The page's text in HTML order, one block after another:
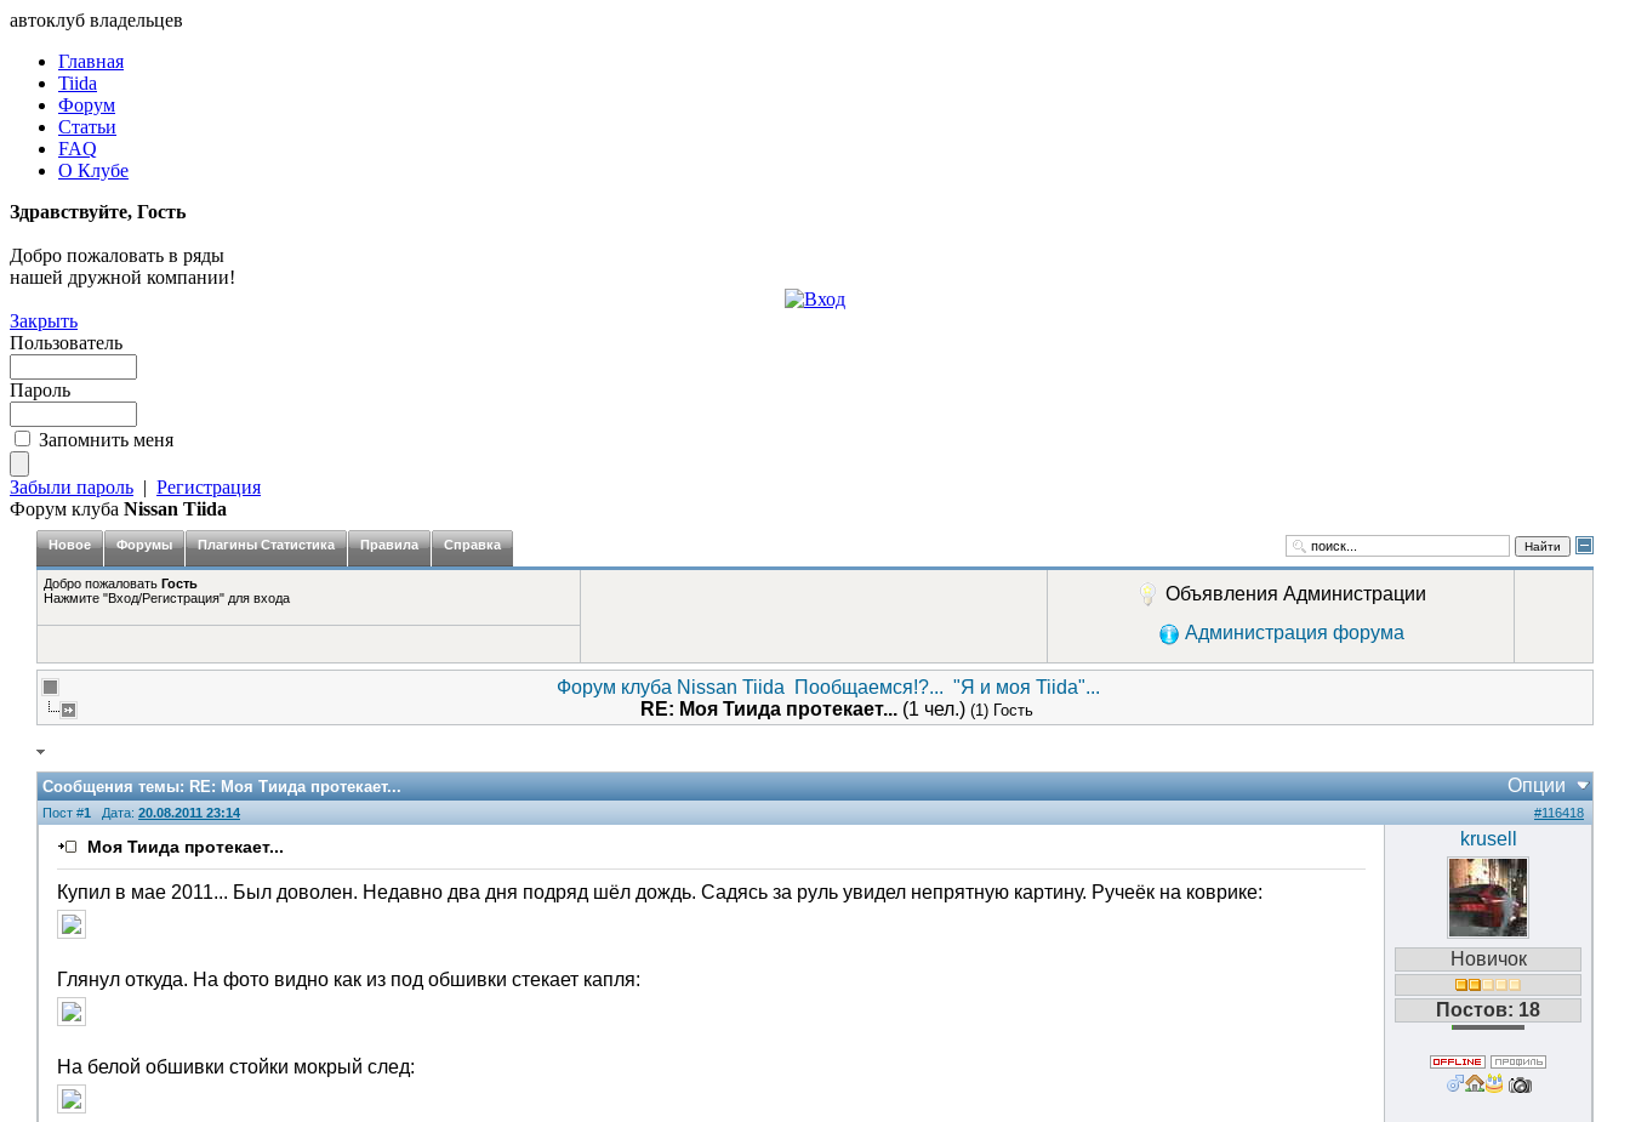
автоклуб владельцев
Главная
Tiida
Форум
Статьи
FAQ
О Клубе
Здравствуйте, Гость
Добро пожаловать в ряды
нашей дружной компании!
Закрыть
Пользователь
Пароль
Запомнить меня
Забыли пароль | Регистрация
Форум клуба Nissan Tiida
Новое Форумы Плагины Статистика Правила Справка Найти
Добро пожаловать Гость
Нажмите "Вход/Регистрация" для входа
Объявления Администрации
Администрация форума
Форум клуба Nissan Tiida Пообщаемся!?... "Я и моя Tiida"...
RE: Моя Тиида протекает... (1 чел.) (1) Гость
Сообщения темы:RE: Моя Тиида протекает... Опции
Пост #1 Дата: 20.08.2011 23:14 #116418
Моя Тиида протекает...
Купил в мае 2011... Был доволен. Недавно два дня подряд шёл дождь. Садясь за руль увидел непрятную картину. Ручеёк на коврике:
Глянул откуда. На фото видно как из под обшивки стекает капля:
На белой обшивки стойки мокрый след:
krusell
Новичок
Постов: 18